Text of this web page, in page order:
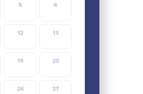
5 6
12 13
19 20
26 27